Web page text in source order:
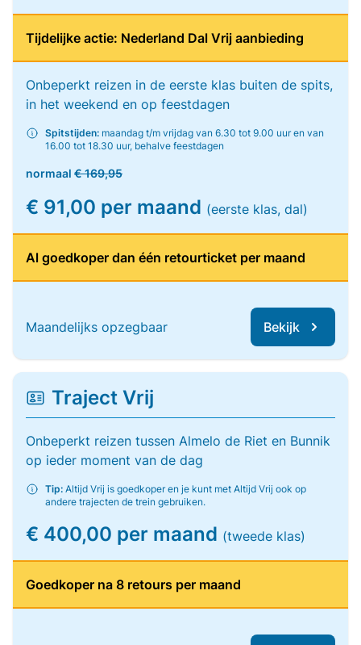
Tijdelijke actie: Nederland Dal Vrij aanbieding
Onbeperkt reizen in de eerste klas buiten de spits,
in het weekend en op feestdagen
Spitstijden: maandag t/m vrijdag van 6.30 tot 9.00 uur en van
16.00 tot 18.30 uur, behalve feestdagen
normaal € 169,95
€ 91,00 per maand (eerste klas, dal)
Al goedkoper dan één retourticket per maand
Maandelijks opzegbaar Bekijk
Traject Vrij
Onbeperkt reizen tussen Almelo de Riet en Bunnik
op ieder moment van de dag
Tip: Altijd Vrij is goedkoper en je kunt met Altijd Vrij ook op
andere trajecten de trein gebruiken.
€ 400,00 per maand (tweede klas)
Goedkoper na 8 retours per maand